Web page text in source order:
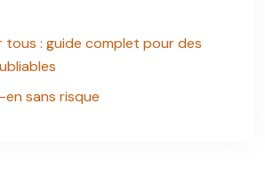
tous : guide complet pour des
sans risque